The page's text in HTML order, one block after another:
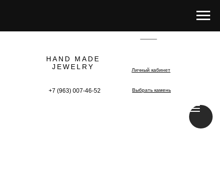
HAND MADE
JEWELRY
+7 (963) 007-46-52 Выбрать камень
Личный кабинет